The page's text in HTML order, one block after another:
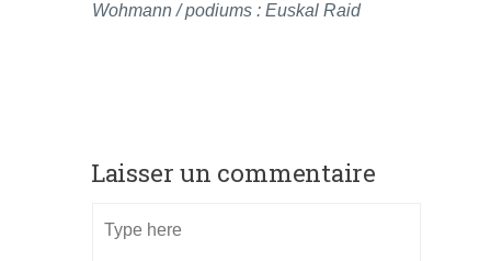
Wohmann / podiums : Euskal Raid
Laisser un commentaire